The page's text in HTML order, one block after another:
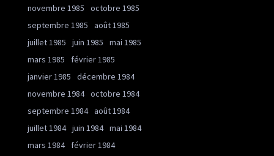
novembre 1985
octobre 1985
septembre 1985
août 1985
juillet 1985
juin 1985
mai 1985
mars 1985
février 1985
janvier 1985
décembre 1984
novembre 1984 octobre 1984
septembre 1984 août 1984
juillet 1984 juin 1984 mai 1984
mars 1984
février 1984